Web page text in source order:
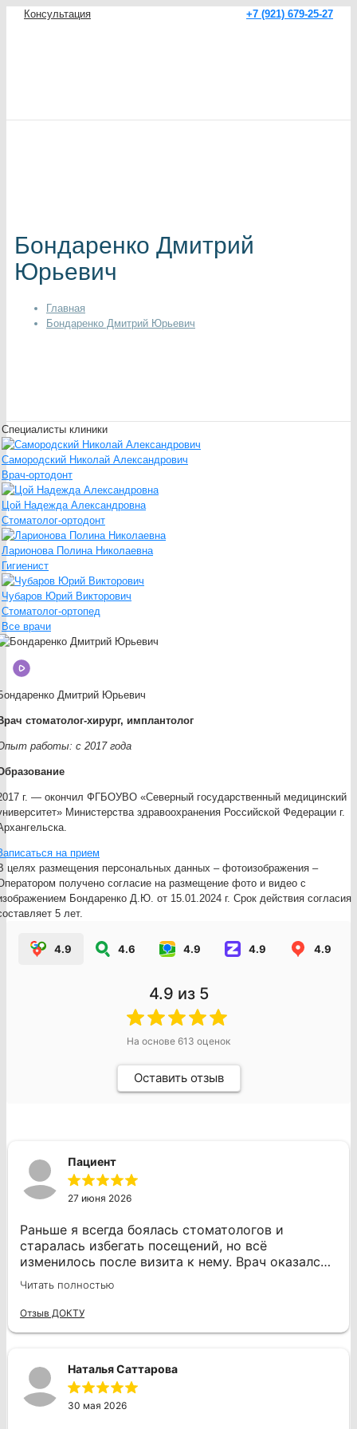
+7 (921) 679-25-27
Консультация
Бондаренко Дмитрий
Юрьевич
Главная
Бондаренко Дмитрий Юрьевич
Специалисты клиники
Самородский Николай Александрович
Врач-ортодонт
Цой Надежда Александровна
Стоматолог-ортодонт
Ларионова Полина Николаевна
Гигиенист
Чубаров Юрий Викторович
Стоматолог-ортопед
Все врачи
Дмитрий Юрьевич
стоматолог-хирург, имплантолог
работы: с 2017 года
г. — окончил ФГБОУВО «Северный государственный медицинский
Министерства здравоохранения Российской Федерации г.
на прием
целях размещения персональных данных – фотоизображения –
получено согласие на размещение фото и видео с
Бондаренко Д.Ю. от 15.01.2024 г. Срок действия согласия
5 лет.
4.9 4.6 4.9 4.9 4.9
4.9 из 5
На основе 613 оценок
Оставить отзыв
Пациент
27 июня 2026
Раньше я всегда боялась стоматологов и
старалась избегать посещений, но всё
изменилось после визита к нему. Врач оказался
профессионалом своего дела. Во время
процедуры я не испытывала боли, даже когда он
проводил сверление и другие манипуляции, что
зуба, и я чувствую огромную благодарность.
Если это лечение всегда будет таким
комфортным, то, возможно, я буду посещать
Читать полностью
Отзыв ДОКТУ
Наталья Саттарова
30 мая 2026